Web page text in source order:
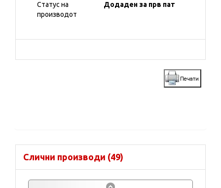
Статус на
производот
Додаден за прв пат
Слични производи (49)